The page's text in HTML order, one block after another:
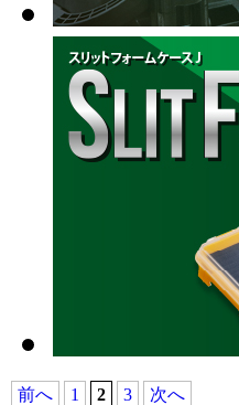
前へ 1 2 3 次へ